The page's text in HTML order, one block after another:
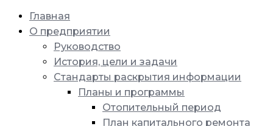
Главная
О предприятии
Руководство
История, цели и задачи
Стандарты раскрытия информации
Планы и программы
Отопительный период
План капитального ремонта